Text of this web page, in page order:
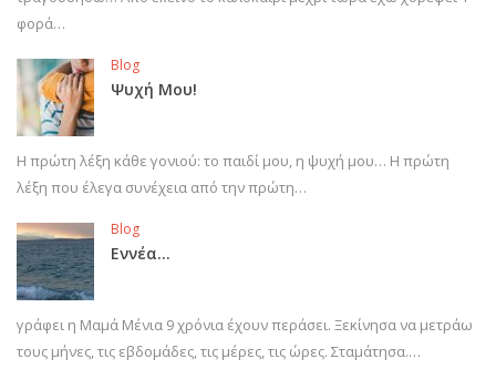
φορά…
Blog
Ψυχή Μου!
Η πρώτη λέξη κάθε γονιού: το παιδί μου, η ψυχή μου… Η πρώτη
λέξη που έλεγα συνέχεια από την πρώτη…
Blog
Εννέα…
γράφει η Μαμά Μένια 9 χρόνια έχουν περάσει. Ξεκίνησα να μετράω
τους μήνες, τις εβδομάδες, τις μέρες, τις ώρες. Σταμάτησα.…